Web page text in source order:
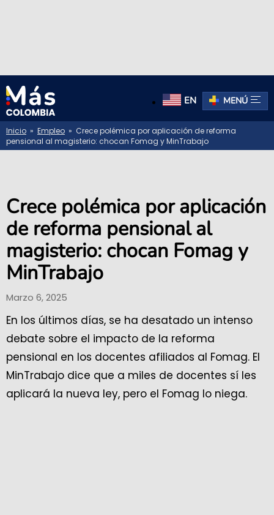
EN MENÚ
Inicio » Empleo » Crece polémica por aplicación de reforma
pensional al magisterio: chocan Fomag y MinTrabajo
Crece polémica por aplicación
de reforma pensional al
magisterio: chocan Fomag y
MinTrabajo
Marzo 6, 2025
En los últimos días, se ha desatado un intenso
debate sobre el impacto de la reforma
pensional en los docentes afiliados al Fomag. El
MinTrabajo dice que a miles de docentes sí les
aplicará la nueva ley, pero el Fomag lo niega.